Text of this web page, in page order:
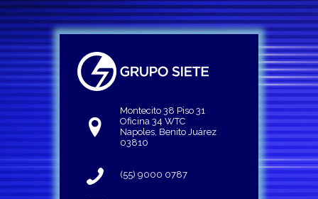
Montecito 38 Piso 31
Oficina 34 WTC
Napoles, Benito Juárez
03810
(55) 9000 0787